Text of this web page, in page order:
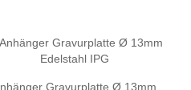
Gravurplatte Ø 13mm